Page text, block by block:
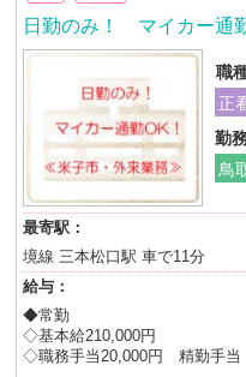
日勤のみ！ マイカー
職
正
勤
鳥
最寄駅：
境線 三本松口駅 車で11分
給与：
◆常勤
◇基本給210,000円
◇職務手当20,000円 精勤手当